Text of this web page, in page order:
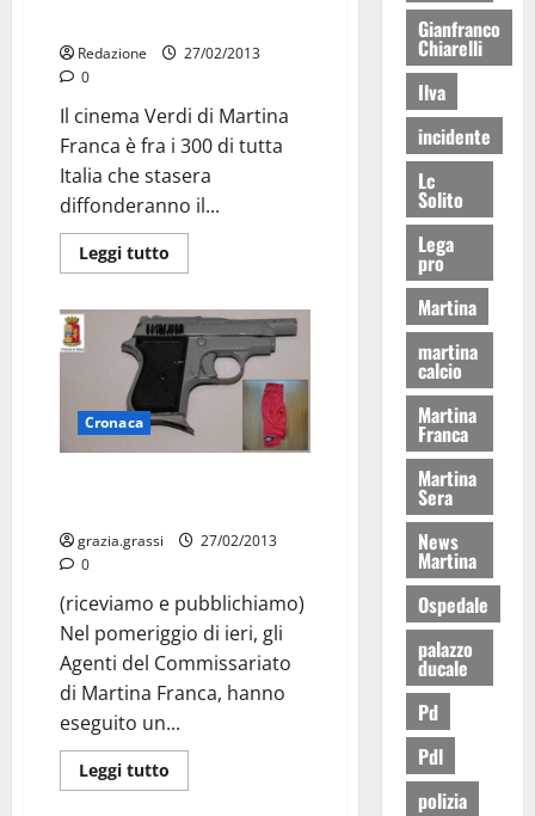
Redazione
27/02/2013
0
Il cinema Verdi di Martina
Franca è fra i 300 di tutta
Italia che stasera
diffonderanno il...
Leggi tutto
Cronaca
grazia.grassi
27/02/2013
0
(riceviamo e pubblichiamo)
Nel pomeriggio di ieri, gli
Agenti del Commissariato
di Martina Franca, hanno
eseguito un...
Leggi tutto
Cronaca
Gianfranco
Chiarelli
Ilva
incidente
Lc
Solito
Lega
pro
Martina
martina
calcio
Martina
Franca
Martina
Sera
News
Martina
Ospedale
palazzo
ducale
Pd
Pdl
polizia